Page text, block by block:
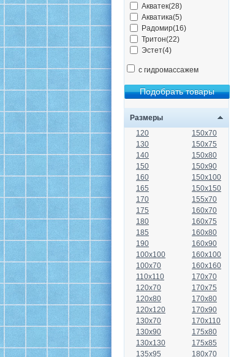
Акватек(28)
Акватика(5)
Радомир(16)
Тритон(22)
Эстет(4)
с гидромассажем
Размеры
120
130
140
150
160
165
170
175
180
185
190
100x100
100x70
110x110
120x70
120x80
120x120
130x70
130x90
130x130
135x95
150x70
150x75
150x80
150x90
150x100
150x150
155x70
160x70
160x75
160x80
160x90
160x100
160x160
170x70
170x75
170x80
170x90
170x110
175x80
175x85
180x70